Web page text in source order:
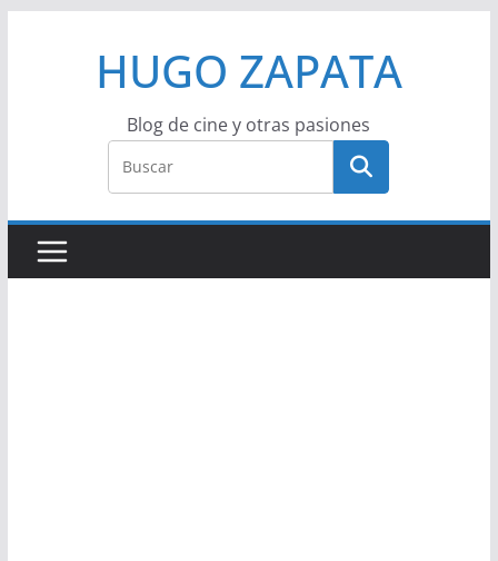
HUGO ZAPATA
Blog de cine y otras pasiones